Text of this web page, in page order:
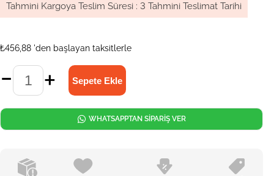
Tahmini Kargoya Teslim Süresi : 3 Tahmini Teslimat Tarihi
₺456,88 'den başlayan taksitlerle
WHATSAPPTAN SİPARİŞ VER